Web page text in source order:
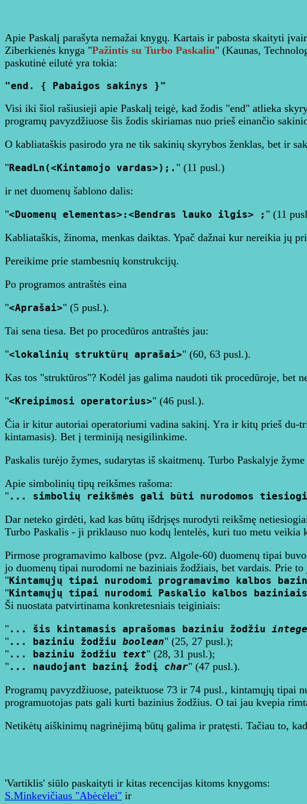
Apie Paskalį parašyta nemažai knygų. Kartais ir pabosta skaityti
Ziberkienės knyga "Pažintis su Turbo Paskaliu" (Kaunas,
paskutinė eilutė yra tokia:
"end. { Pabaigos sakinys }"
Visi iki šiol rašiusieji apie Paskalį teigė, kad žodis "end" atlieka
programų pavyzdžiuose šis žodis skiriamas nuo prieš einančio
O kabliataškis pasirodo yra ne tik sakinių skyrybos ženklas, bet ir
"ReadLn(<Kintamojo vardas>);. " (11 pusl.)
ir net duomenų šablono dalis:
"<Duomenų elementas>:<Bendras lauko ilgis> ; " (11
Kabliataškis, žinoma, menkas daiktas. Ypač dažnai kur nereikia jų
Pereikime prie stambesnių konstrukcijų.
Po programos antraštės eina
"<Aprašai>" (5 pusl.).
Tai sena tiesa. Bet po procedūros antraštės jau:
"<lokalinių struktūrų aprašai>" (60, 63 pusl.).
Kas tos "struktūros"? Kodėl jas galima naudoti tik procedūroje, bet
"<Kreipimosi operatorius>" (46 pusl.).
Čia ir kitur autoriai operatoriumi vadina sakinį. Yra ir kitų prieš du-
kintamasis). Bet į terminiją nesigilinkime.
Paskalis turėjo žymes, sudarytas iš skaitmenų. Turbo Paskalyje
Apie simbolinių tipų reikšmes rašoma:
"... simbolių reikšmės gali būti nurodomos
Dar neteko girdėti, kad kas būtų išdrįsęs nurodyti reikšmę
Turbo Paskalis - ji priklauso nuo kodų lentelės, kuri tuo metu veikia
Pirmose programavimo kalbose (pvz. Algole-60) duomenų tipai
jo duomenų tipai nurodomi ne baziniais žodžiais, bet vardais. Prie
"Kintamųjų tipai nurodomi programavimo kalbos
"Kintamųjų tipai nurodomi Paskalio kalbos
Ši nuostata patvirtinama konkretesniais teiginiais:
"... šis kintamasis aprašomas baziniu žodžiu
"... baziniu žodžiu boolean" (25, 27 pusl.);
"... baziniu žodžiu text" (28, 31 pusl.);
"... naudojant bazinį žodį char" (47 pusl.).
Programų pavyzdžiuose, pateiktuose 73 ir 74 pusl., kintamųjų tipai
programuotojas pats gali kurti bazinius žodžius. O tai jau kvepia
Netikėtų aiškinimų nagrinėjimą būtų galima ir pratęsti. Tačiau to,
'Vartiklis' siūlo paskaityti ir kitas recencijas kitoms knygoms:
S.Minkevičiaus "Abėcėlei" ir